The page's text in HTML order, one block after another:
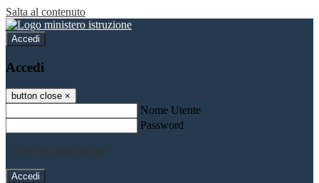
Salta al contenuto
Accedi
Accedi
button close ×
Nome Utente
Password
Password dimenticata?